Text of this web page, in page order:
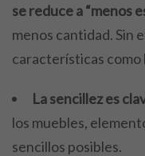
se reduce a “menos
menos cantidad. Sin
características como
La sencillez es
los muebles,
sencillos posibles.